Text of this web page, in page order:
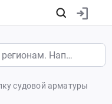
судовой арматуры